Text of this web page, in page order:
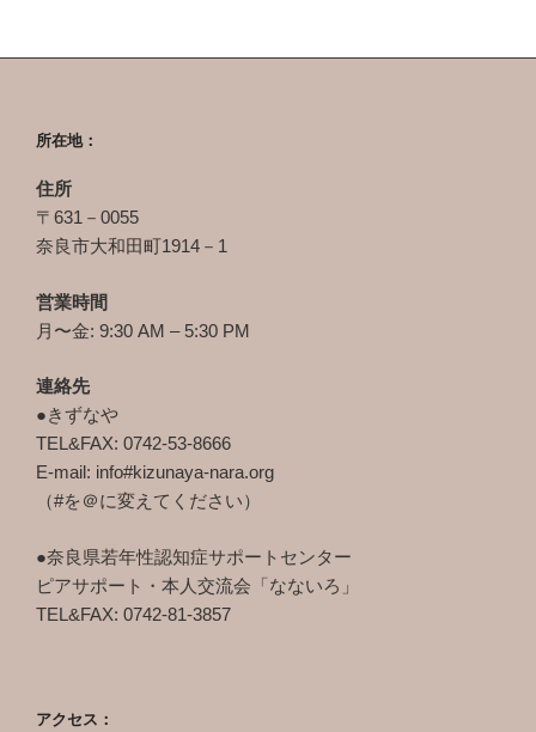
所在地：
住所
〒631－0055
奈良市大和田町1914－1
営業時間
月〜金: 9:30 AM – 5:30 PM
連絡先
●きずなや
TEL&FAX: 0742-53-8666
E-mail: info#kizunaya-nara.org
（#を＠に変えてください）
●奈良県若年性認知症サポートセンター
ピアサポート・本人交流会「なないろ」
TEL&FAX: 0742-81-3857
アクセス：